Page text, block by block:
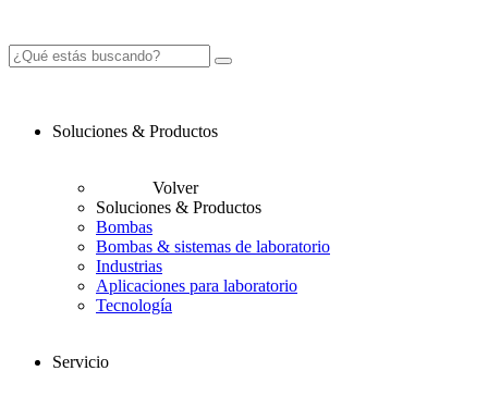
Soluciones & Productos
Volver
Soluciones & Productos
Bombas
Bombas & sistemas de laboratorio
Industrias
Aplicaciones para laboratorio
Tecnología
Servicio